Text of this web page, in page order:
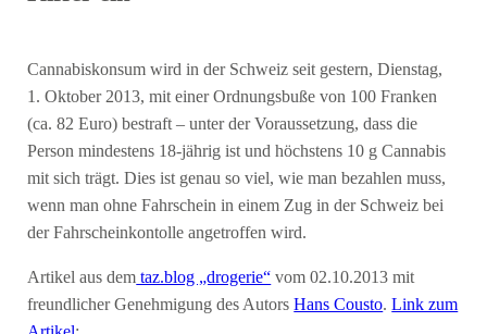
Cannabiskonsum wird in der Schweiz seit gestern, Dienstag,
1. Oktober 2013, mit einer Ordnungsbuße von 100 Franken
(ca. 82 Euro) bestraft – unter der Voraussetzung, dass die
Person mindestens 18-jährig ist und höchstens 10 g Cannabis
mit sich trägt. Dies ist genau so viel, wie man bezahlen muss,
wenn man ohne Fahrschein in einem Zug in der Schweiz bei
der Fahrscheinkontolle angetroffen wird.
Artikel aus dem taz.blog „drogerie“ vom 02.10.2013 mit
freundlicher Genehmigung des AutorsHans Cousto.Link zum